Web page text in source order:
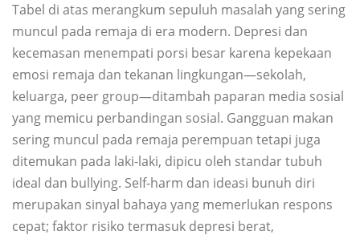
Tabel di atas merangkum sepuluh masalah yang sering
muncul pada remaja di era modern. Depresi dan
kecemasan menempati porsi besar karena kepekaan
emosi remaja dan tekanan lingkungan—sekolah,
keluarga, peer group—ditambah paparan media sosial
yang memicu perbandingan sosial. Gangguan makan
sering muncul pada remaja perempuan tetapi juga
ditemukan pada laki-laki, dipicu oleh standar tubuh
ideal dan bullying. Self-harm dan ideasi bunuh diri
merupakan sinyal bahaya yang memerlukan respons
cepat; faktor risiko termasuk depresi berat,